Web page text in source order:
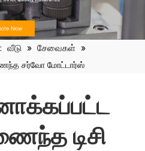
வீடு » சேவைகள் »
சர்வோ மோட்டார்ஸ்
டிசி